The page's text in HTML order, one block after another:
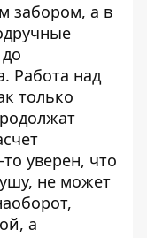
забором, а в
Работа над
только
уверен, что
не может
а